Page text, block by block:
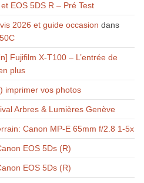
EOS 5DS R – Pré Test
2026 et guide occasion dans
Fujifilm X-T100 – L’entrée de
plus
imprimer vos photos
Arbres & Lumières Genève
Canon MP-E 65mm f/2.8 1-5x
EOS 5Ds (R)
EOS 5Ds (R)